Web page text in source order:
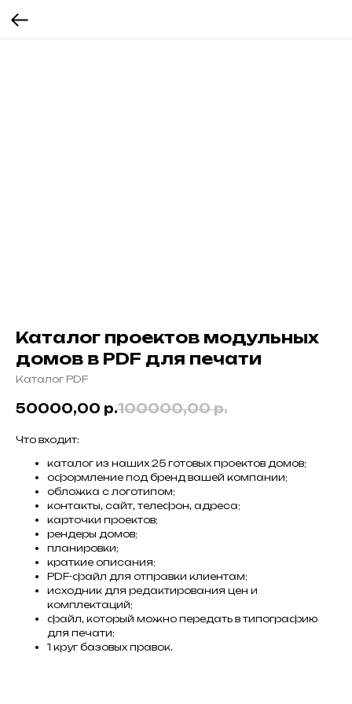
Каталог проектов модульных
домов в PDF для печати
Каталог PDF
50000,00 р.100000,00 р.
Что входит:
каталог из наших 25 готовых проектов домов;
оформление под бренд вашей компании;
обложка с логотипом;
контакты, сайт, телефон, адреса;
карточки проектов;
рендеры домов;
планировки;
краткие описания;
PDF-файл для отправки клиентам;
исходник для редактирования цен и
комплектаций;
файл, который можно передать в типографию
для печати;
1 круг базовых правок.